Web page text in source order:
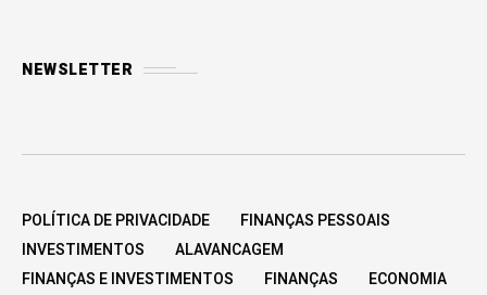
NEWSLETTER
POLÍTICA DE PRIVACIDADE
FINANÇAS PESSOAIS
INVESTIMENTOS
ALAVANCAGEM
FINANÇAS E INVESTIMENTOS
FINANÇAS ECONOMIA